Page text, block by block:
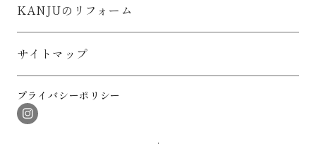
お客様情報は、お客様から直接取得するか否かにかかわらず、
お客様情報の漏えい、紛失、破壊、改ざん等を防止するため、
適切な安全管理措置を講じてまいります。
4.お客様情報の安全管理について
お客様情報保護のための組織体制は次のとおりです。
KANJUのリフォーム
サイトマップ
プライバシーポリシー